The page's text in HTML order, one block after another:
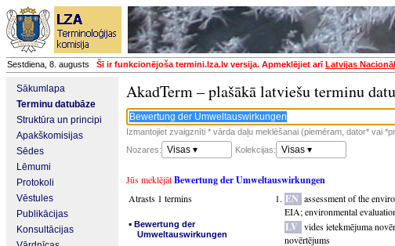
Sestdiena, 8. augusts Šī ir funkcionējoša termini.lza.lv versija. Apmeklējiet arīLatvijas
Sākumlapa
Terminu datubāze
Struktūra un principi
Apakškomisijas
Sēdes
Lēmumi
Protokoli
Vēstules
Publikācijas
Konsultācijas
AkadTerm – plašākā latviešu terminu
Izmantojiet zvaigznīti * vārda daļu meklēšanai (piemēram, dator* vai
Nozares:
Visas ▾ Kolekcijas: Visas ▾
Jūs meklējātBewertung der Umweltauswirkungen
Atrasts 1 termins
▪ Bewertung der
Umweltauswirkungen
EN assessment of the
EIA;environmental
LV vides ietekmējuma
novērtējums